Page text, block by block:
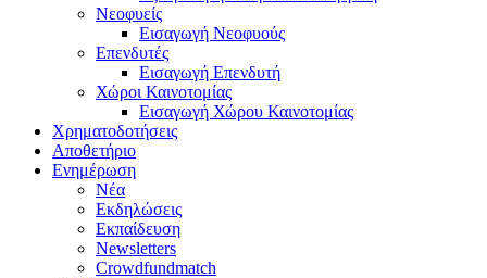
Νεοφυείς
Εισαγωγή Νεοφυούς
Επενδυτές
Εισαγωγή Επενδυτή
Χώροι Καινοτομίας
Εισαγωγή Χώρου Καινοτομίας
Χρηματοδοτήσεις
Αποθετήριο
Ενημέρωση
Νέα
Εκδηλώσεις
Εκπαίδευση
Newsletters
Crowdfundmatch